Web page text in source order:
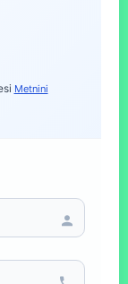
Metnini